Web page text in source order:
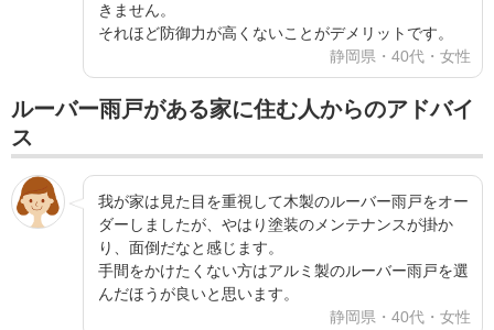
きません。
それほど防御力が高くないことがデメリットです。
静岡県・40代・女性
ルーバー雨戸がある家に住む人からのアドバイ
ス
我が家は見た目を重視して木製のルーバー雨戸をオー
ダーしましたが、やはり塗装のメンテナンスが掛か
り、面倒だなと感じます。
手間をかけたくない方はアルミ製のルーバー雨戸を選
んだほうが良いと思います。
静岡県・40代・女性